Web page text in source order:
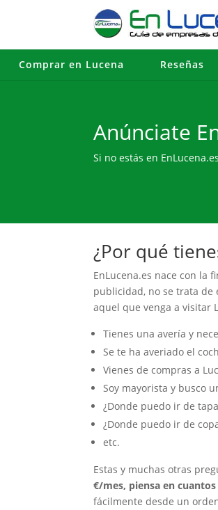
Comprar en Lucena Reseñas
Anúnciate
Si no estás en
¿Por qué
EnLucena.es nace con la
publicidad, no se trata de
aquel que venga a visitar
Tienes una avería y
Se te ha averiado el
Vienes de compras a
Soy mayorista y busco
¿Donde puedo ir de
¿Donde puedo ir de
etc.
Estas y muchas otras
€/mes, piensa en
fácilmente desde un